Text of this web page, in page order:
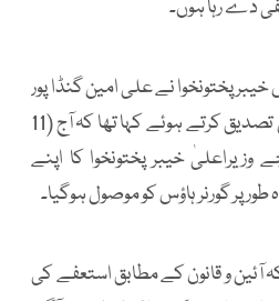
دے رہا ہوں۔
خیبر پختونخوا نے علی امین گنڈا پور
کا استعفیٰ موصول ہونے کی تصدیق کرتے ہوئے کہا تھا کہ آج (11
وزیراعلیٰ خیبر پختونخوا کا اپنے
پر گورنر ہاؤس کو موصول ہوگیا۔
آئین و قانون کے مطابق استعفے کی